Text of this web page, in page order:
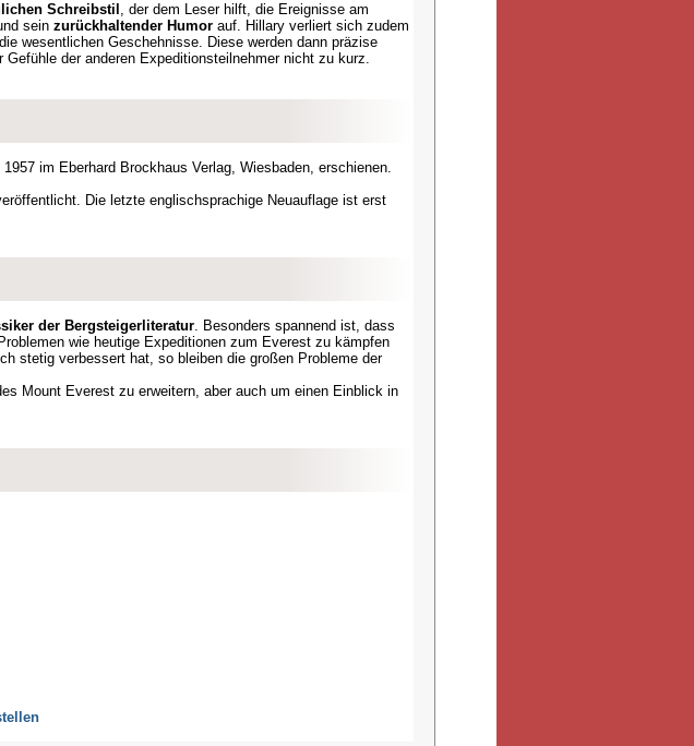
Schreibstil , der dem Leser hilft, die Ereignisse am
sein zurückhaltender Humor auf. Hillary verliert sich zudem
wesentlichen Geschehnisse. Diese werden dann präzise
der anderen Expeditionsteilnehmer nicht zu kurz.
im Eberhard Brockhaus Verlag, Wiesbaden, erschienen.
Die letzte englischsprachige Neuauflage ist erst
der Bergsteigerliteratur. Besonders spannend ist, dass
wie heutige Expeditionen zum Everest zu kämpfen
stetig verbessert hat, so bleiben die großen Probleme der
Mount Everest zu erweitern, aber auch um einen Einblick in